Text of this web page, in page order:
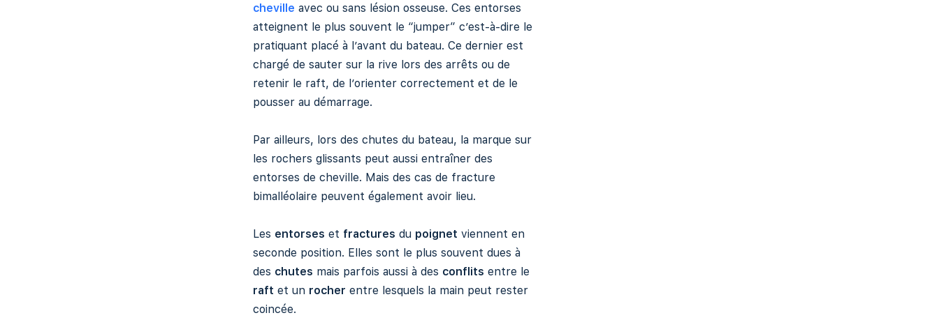
cheville avec ou sans lésion osseuse. Ces entorses
atteignent le plus souvent le “jumper” c’est-à-dire le
pratiquant placé à l’avant du bateau. Ce dernier est
chargé de sauter sur la rive lors des arrêts ou de
retenir le raft, de l’orienter correctement et de le
pousser au démarrage.
Par ailleurs, lors des chutes du bateau, la marque sur
les rochers glissants peut aussi entraîner des
entorses de cheville. Mais des cas de fracture
bimalléolaire peuvent également avoir lieu.
Les entorses et fractures du poignet viennent en
seconde position. Elles sont le plus souvent dues à
des chutes mais parfois aussi à des conflits entre le
raft et un rocher entre lesquels la main peut rester
coincée.